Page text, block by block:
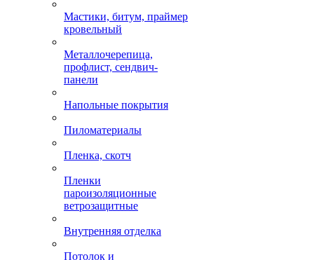
Мастики, битум, праймер
кровельный
Металлочерепица,
профлист, сендвич-
панели
Напольные покрытия
Пиломатериалы
Пленка, скотч
Пленки
пароизоляционные
ветрозащитные
Внутренняя отделка
Потолок и